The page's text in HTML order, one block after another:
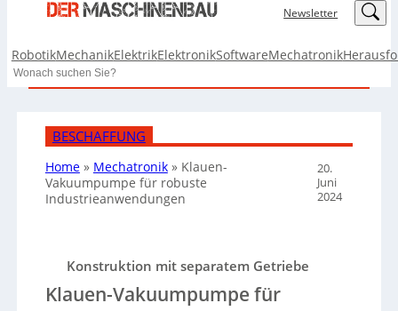
Newsletter LinkedIn
RobotikMechanikElektrikElektronikSoftwareMechatronik
Search
BESCHAFFUNG
Home» Mechatronik» Klauen-
Vakuumpumpe für robuste
Industrieanwendungen
20.
Juni
2024
Konstruktion mit separatem Getriebe
Klauen-Vakuumpumpe für